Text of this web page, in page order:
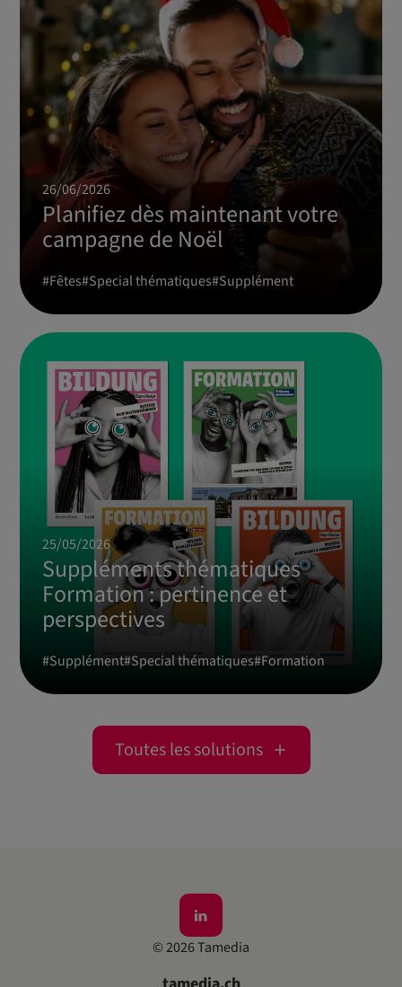
26/06/2026
Planifiez dès maintenant votre
campagne de Noël
#Fêtes#Special thématiques#Supplément
25/05/2026
Suppléments thématiques
Formation : pertinence et
perspectives
#Supplément#Special thématiques#Formation
Toutes les solutions
©2026Tamedia